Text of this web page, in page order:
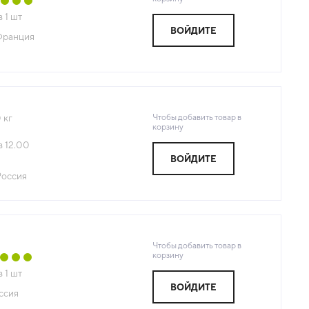
1 шт
ВОЙДИТЕ
кг
12.00
Чтобы добавить товар в
корзину
ВОЙДИТЕ
1 шт
Чтобы добавить товар в
корзину
ВОЙДИТЕ